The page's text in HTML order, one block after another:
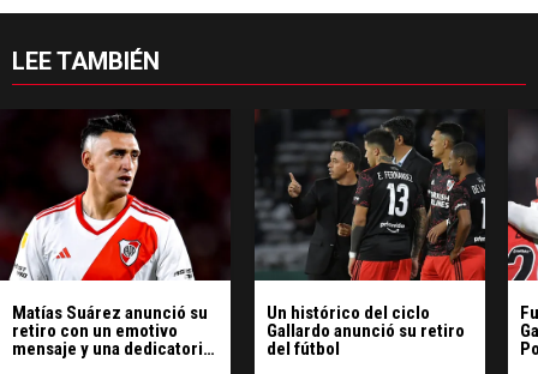
LEE TAMBIÉN
Matías Suárez anunció su
retiro con un emotivo
mensaje y una dedicatoria
Un histórico del ciclo
Gallardo anunció su retiro
del fútbol